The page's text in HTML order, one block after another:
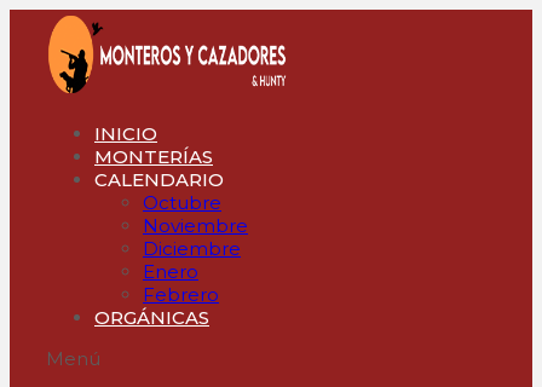
contenido
INICIO
MONTERÍAS
CALENDARIO
Octubre
Noviembre
Diciembre
Enero
Febrero
ORGÁNICAS
Menú